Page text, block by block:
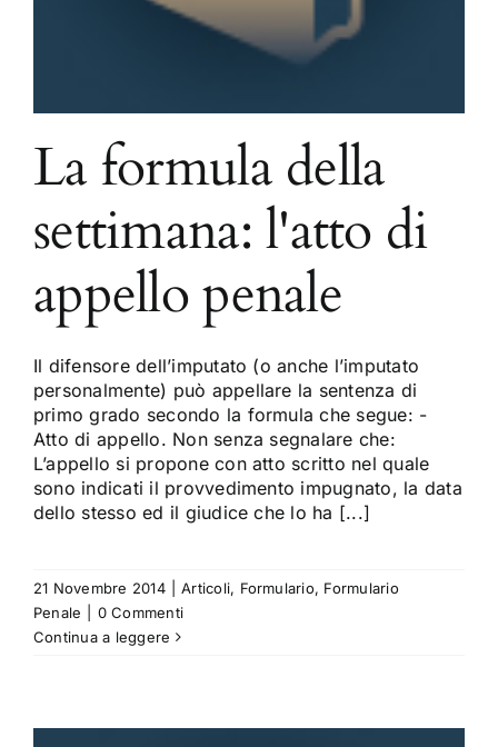
La formula della
settimana: l'atto di
appello penale
Il difensore dell’imputato (o anche l’imputato
personalmente) può appellare la sentenza di
primo grado secondo la formula che segue: -
Atto di appello. Non senza segnalare che:
L’appello si propone con atto scritto nel quale
sono indicati il provvedimento impugnato, la data
dello stesso ed il giudice che lo ha [...]
21 Novembre 2014 Articoli, Formulario, Formulario
Penale
0 Commenti
Continua a leggere